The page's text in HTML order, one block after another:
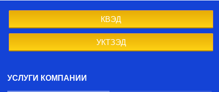
КВЭД
УКТЗЭД
УСЛУГИ КОМПАНИИ